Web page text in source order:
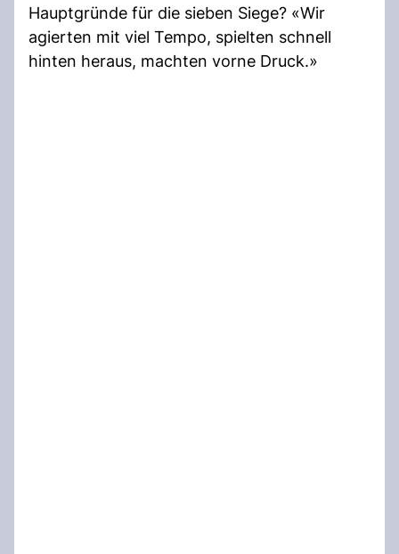
Hauptgründe für die sieben Siege? «Wir
agierten mit viel Tempo, spielten schnell
hinten heraus, machten vorne Druck.»